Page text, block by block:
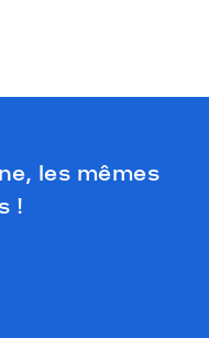
les mêmes
!